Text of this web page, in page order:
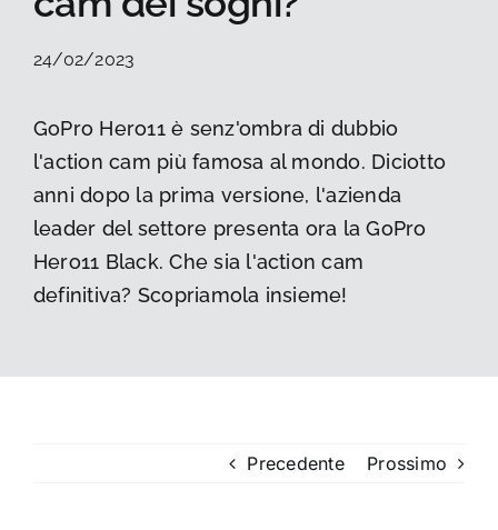
Guide
Cerca
per:
24/02/2023
GoPro Hero11 è senz'ombra di dubbio
l'action cam più famosa al mondo. Diciotto
anni dopo la prima versione, l'azienda
leader del settore presenta ora la GoPro
Hero11 Black. Che sia l'action cam
definitiva? Scopriamola insieme!
Precedente Prossimo